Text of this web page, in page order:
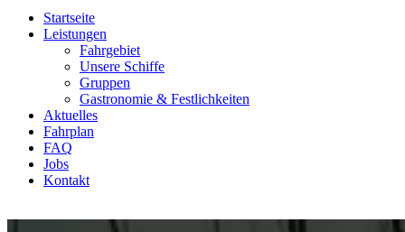
Startseite
Leistungen
Fahrgebiet
Unsere Schiffe
Gruppen
Gastronomie & Festlichkeiten
Aktuelles
Fahrplan
FAQ
Jobs
Kontakt